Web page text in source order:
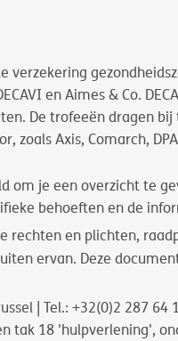
verzekering
en Aimes & Co.
De trofeeën dragen
zoals Axis, Comarch,
om je een overzicht te
behoeften en de
rechten en plichten,
ervan. Deze
| Tel.: +32(0)2 287 64
tak 18 'hulpverlening',